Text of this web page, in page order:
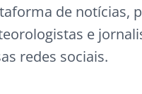
de notícias,
e
redes sociais.